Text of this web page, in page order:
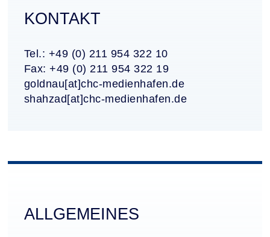
KONTAKT
Tel.: +49 (0) 211 954 322 10
Fax: +49 (0) 211 954 322 19
goldnau[at]chc-medienhafen.de
shahzad[at]chc-medienhafen.de
ALLGEMEINES